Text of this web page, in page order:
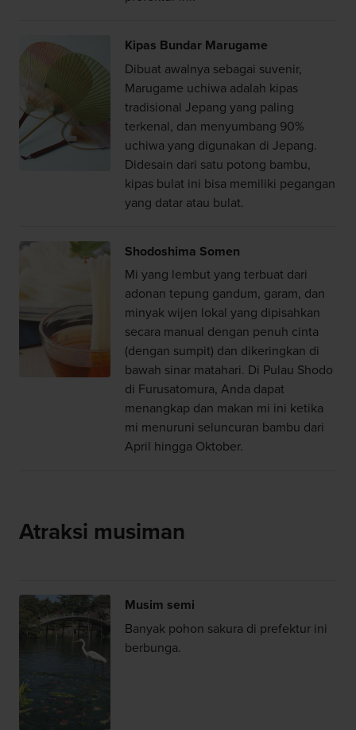
Kipas Bundar Marugame
Dibuat awalnya sebagai suvenir,
Marugame uchiwa adalah kipas
tradisional Jepang yang paling
terkenal, dan menyumbang 90%
uchiwa yang digunakan di Jepang.
Didesain dari satu potong bambu,
kipas bulat ini bisa memiliki pegangan
yang datar atau bulat.
Shodoshima Somen
Mi yang lembut yang terbuat dari
adonan tepung gandum, garam, dan
minyak wijen lokal yang dipisahkan
secara manual dengan penuh cinta
(dengan sumpit) dan dikeringkan di
bawah sinar matahari. Di Pulau Shodo
di Furusatomura, Anda dapat
menangkap dan makan mi ini ketika
mi menuruni seluncuran bambu dari
April hingga Oktober.
Atraksi musiman
Musim semi
Banyak pohon sakura di prefektur ini
berbunga.